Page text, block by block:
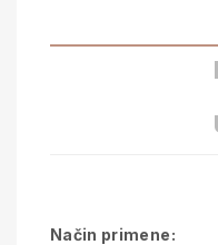
Način primene: